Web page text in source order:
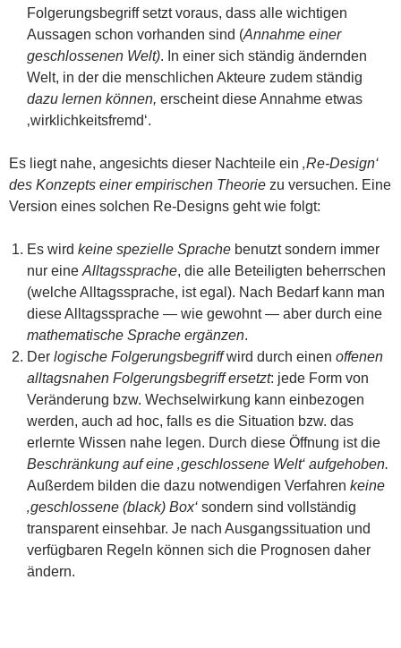
Folgerungsbegriff setzt voraus, dass alle wichtigen
Aussagen schon vorhanden sind (Annahme einer
geschlossenen Welt). In einer sich ständig ändernden
Welt, in der die menschlichen Akteure zudem ständig
dazu lernen können, erscheint diese Annahme etwas
‚wirklichkeitsfremd‘.
Es liegt nahe, angesichts dieser Nachteile ein ‚Re-Design‘
des Konzepts einer empirischen Theorie zu versuchen. Eine
Version eines solchen Re-Designs geht wie folgt:
Es wird keine spezielle Sprache benutzt sondern immer
nur eine Alltagssprache, die alle Beteiligten beherrschen
(welche Alltagssprache, ist egal). Nach Bedarf kann man
diese Alltagssprache — wie gewohnt — aber durch eine
mathematische Sprache ergänzen.
Der logische Folgerungsbegriffwird durch einen offenen
alltagsnahen Folgerungsbegriff ersetzt: jede Form von
Veränderung bzw. Wechselwirkung kann einbezogen
werden, auch ad hoc, falls es die Situation bzw. das
erlernte Wissen nahe legen. Durch diese Öffnung ist die
Beschränkung auf eine ‚geschlossene Welt‘ aufgehoben.
Außerdem bilden die dazu notwendigen Verfahren keine
‚geschlossene (black) Box‘ sondern sind vollständig
transparent einsehbar. Je nach Ausgangssituation und
verfügbaren Regeln können sich die Prognosen daher
ändern.